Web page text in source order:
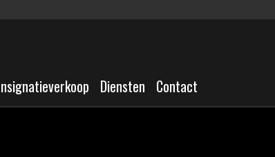
Diensten Contact